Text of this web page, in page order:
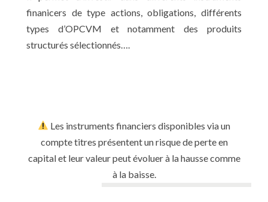
finanicers de type actions, obligations, différents
types d’OPCVM et notamment des produits
structurés sélectionnés….
Les instruments financiers disponibles via un
compte titres présentent un risque de perte en
capital et leur valeur peut évoluer à la hausse comme
à la baisse.